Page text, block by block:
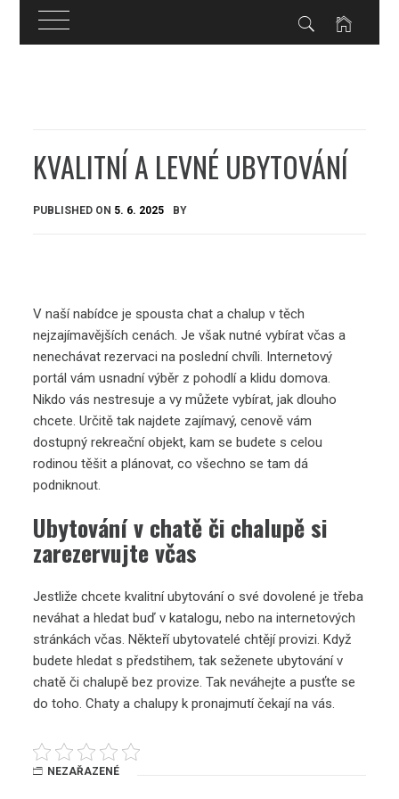
KVALITNÍ A LEVNÉ UBYTOVÁNÍ
PUBLISHED ON 5. 6. 2025 BY
V naší nabídce je spousta chat a chalup v těch
nejzajímavějších cenách. Je však nutné vybírat včas a
nenechávat rezervaci na poslední chvíli. Internetový
portál vám usnadní výběr z pohodlí a klidu domova.
Nikdo vás nestresuje a vy můžete vybírat, jak dlouho
chcete. Určitě tak najdete zajímavý, cenově vám
dostupný rekreační objekt, kam se budete s celou
rodinou těšit a plánovat, co všechno se tam dá
podniknout.
Ubytování v chatě či chalupě si
zarezervujte včas
Jestliže chcete kvalitní ubytování o své dovolené je třeba
neváhat a hledat buď v katalogu, nebo na internetových
stránkách včas. Někteří ubytovatelé chtějí provizi. Když
budete hledat s předstihem, tak seženete ubytování v
chatě či chalupě bez provize. Tak neváhejte a pusťte se
do toho.Chaty a chalupy k pronajmutíčekají na vás.
NEZAŘAZENÉ